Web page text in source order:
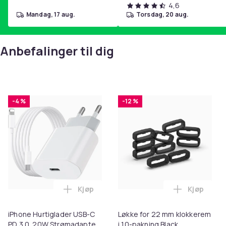
mandag, 17 aug.
4,6
torsdag, 20 aug.
Anbefalinger til dig
-4 %
iPhone Hurtiglader USB-C
Legg iPhone Hurtiglader USB-C PD 3.0.
Kjøp
-12 %
Løkke for 22 mm klokkerem
Legg
Kjøp